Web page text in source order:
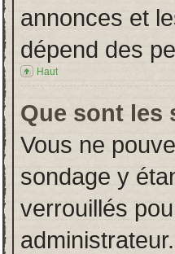
annonces et
dépend des
Haut
Que sont les
Vous ne
sondage y
verrouillés